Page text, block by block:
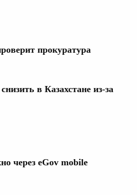
прокуратура
в Казахстане из-за
через eGov mobile